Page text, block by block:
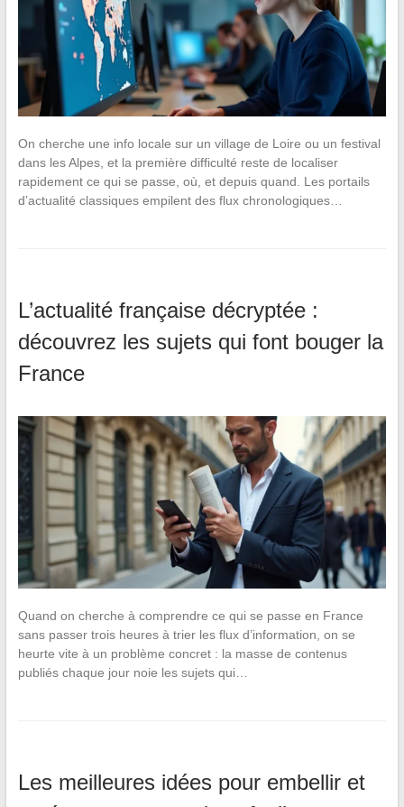
On cherche une info locale sur un village de Loire ou un festival
dans les Alpes, et la première difficulté reste de localiser
rapidement ce qui se passe, où, et depuis quand. Les portails
d’actualité classiques empilent des flux chronologiques…
L’actualité française décryptée :
découvrez les sujets qui font bouger la
France
Quand on cherche à comprendre ce qui se passe en France
sans passer trois heures à trier les flux d’information, on se
heurte vite à un problème concret : la masse de contenus
publiés chaque jour noie les sujets qui…
Les meilleures idées pour embellir et